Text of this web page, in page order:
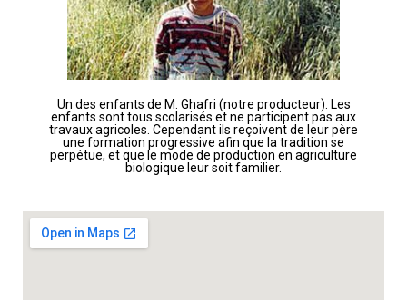
Un des enfants de M. Ghafri (notre producteur). Les
enfants sont tous scolarisés et ne participent pas aux
travaux agricoles. Cependant ils reçoivent de leur père
une formation progressive afin que la tradition se
perpétue, et que le mode de production en agriculture
biologique leur soit familier.